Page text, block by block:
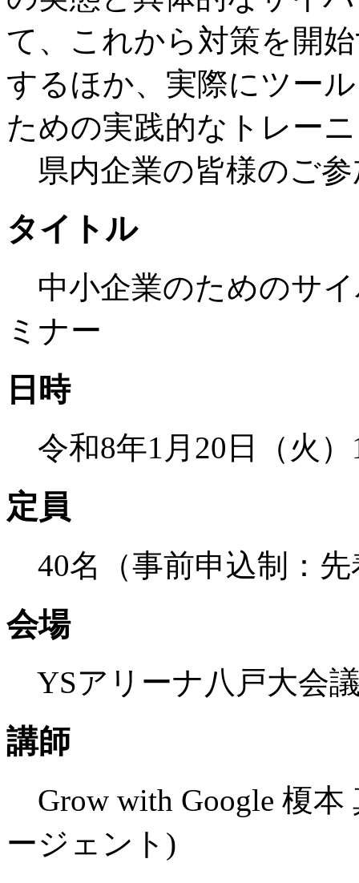
て、これから対策を開
するほか、実際にツー
ための実践的なトレー
県内企業の皆様のご
タイトル
中小企業のためのサ
ミナー
日時
令和8年1月20日（火）
定員
40名（事前申込制：先
会場
YSアリーナ八戸大会
講師
Grow with Google 榎本
ージェント)